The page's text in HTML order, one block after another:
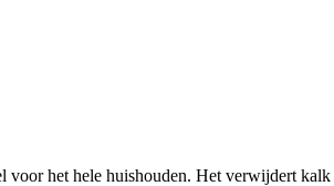
het hele huishouden. Het verwijdert